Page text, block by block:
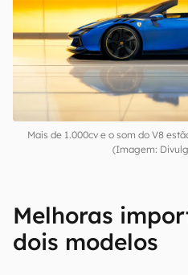
Mais de 1.000cv e o som do V8
(Imagem:
Melhoras
dois modelos